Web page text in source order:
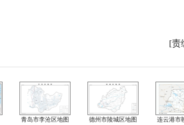
[责
青岛市李沧区地图 德州市陵城区地图 连云港市